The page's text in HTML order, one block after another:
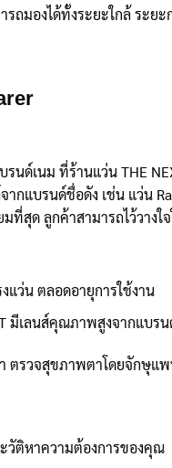
รถมองได้ทั้งระยะใกล้ ระย
นด์เนม ที่ร้านแว่น THE
แบรนด์ชื่อดัง เช่น แว่น
สุด ลูกค้าสามารถไว้วางใ
แว่น ตลอดอายุการใช้งาน
มีเลนส์คุณภาพสูงจากแบร
ตรวจสุขภาพตาโดยจักษุ
วัติหาความต้องการของคุณ